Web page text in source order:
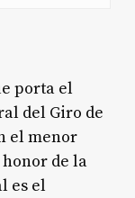
porta el
del Giro de
el menor
de la
es el